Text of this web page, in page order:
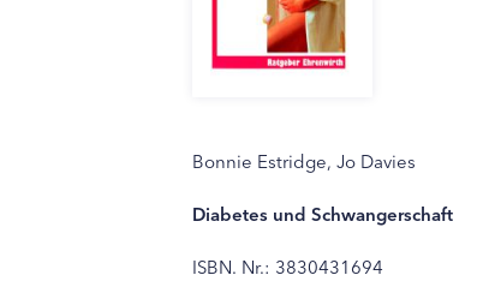
Bonnie Estridge, Jo Davies
Diabetes und Schwangerschaft
ISBN. Nr.: 3830431694